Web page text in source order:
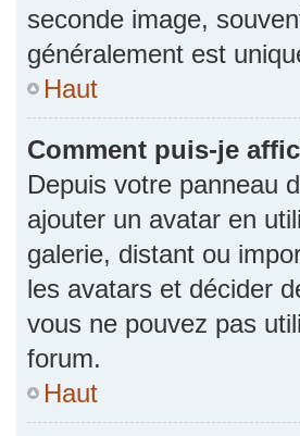
seconde image,
généralement est
Haut
Comment puis-je
Depuis votre panneau
ajouter un avatar en
galerie, distant ou
les avatars et décider
vous ne pouvez pas
forum.
Haut